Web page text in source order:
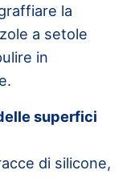
la
a setole
in
superfici
di silicone,